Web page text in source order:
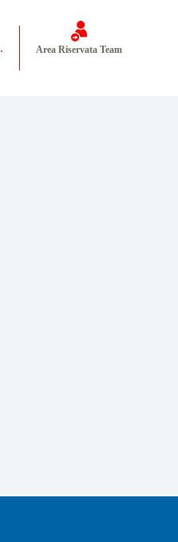
Area Riservata Team